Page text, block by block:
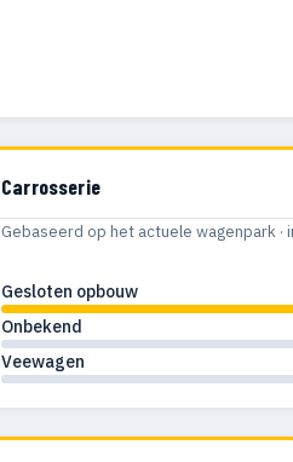
Carrosserie
Gebaseerd op het actuele wagenpark ·
Gesloten opbouw
Onbekend
Veewagen